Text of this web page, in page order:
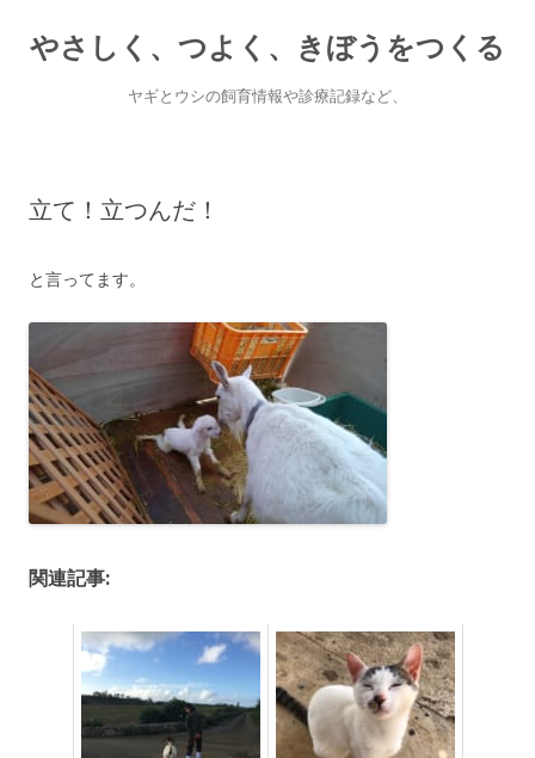
やさしく、つよく、きぼうをつくる
ヤギとウシの飼育情報や診療記録など、
立て！立つんだ！
と言ってます。
関連記事: